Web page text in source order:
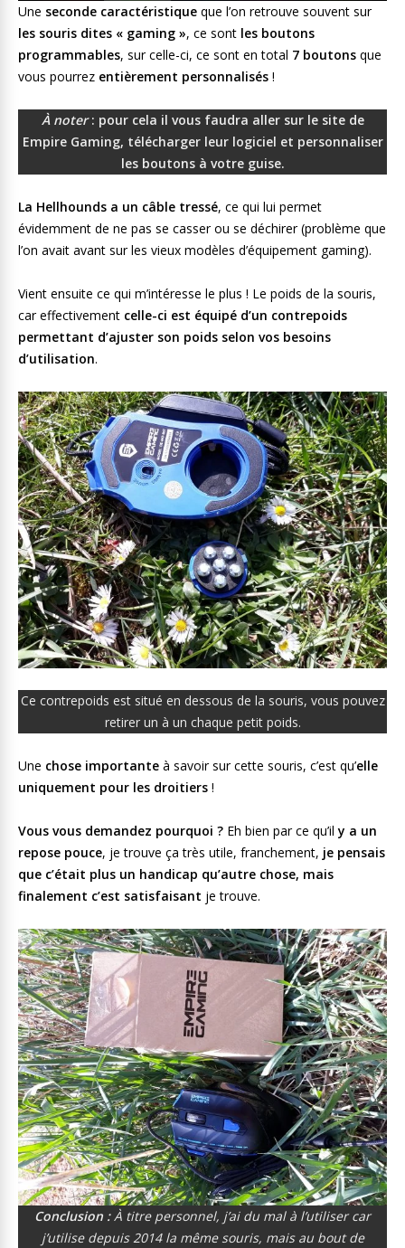
Une seconde caractéristique que l’on retrouve souvent sur
les souris dites « gaming », ce sont les boutons
programmables, sur celle-ci, ce sont en total 7 boutons que
vous pourrez entièrement personnalisés !
À noter: pour cela il vous faudra aller sur le site de
Empire Gaming, télécharger leur logiciel et personnaliser
les boutons à votre guise.
La Hellhounds a un câble tressé, ce qui lui permet
évidemment de ne pas se casser ou se déchirer (problème que
l’on avait avant sur les vieux modèles d’équipement gaming).
Vient ensuite ce qui m’intéresse le plus ! Le poids de la souris,
car effectivement celle-ci est équipé d’un contrepoids
permettant d’ajuster son poids selon vos besoins
d’utilisation.
Ce contrepoids est situé en dessous de la souris, vous pouvez
retirer un à un chaque petit poids.
Une chose importante à savoir sur cette souris, c’est qu’elle
uniquement pour les droitiers !
Vous vous demandez pourquoi ? Eh bien par ce qu’ily a un
repose pouce, je trouve ça très utile, franchement, je pensais
que c’était plus un handicap qu’autre chose, mais
finalement c’est satisfaisant je trouve.
Conclusion :À titre personnel, j’ai du mal à l’utiliser car
j’utilise depuis 2014 la même souris, mais au bout de